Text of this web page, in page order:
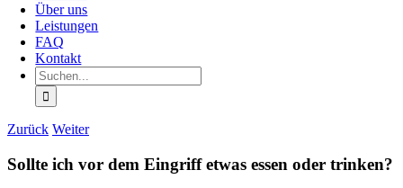
Über uns
Leistungen
FAQ
Kontakt
Suchen
nach:
Zurück Weiter
Sollte ich vor dem Eingriff etwas essen oder trinken?